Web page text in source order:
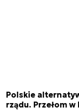
Polskie
rządu. Przełom